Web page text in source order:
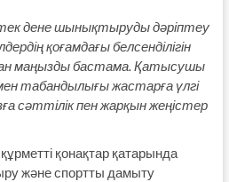
дене шынықтыруды дәріптеу
қоғамдағы белсенділігін
маңызды бастама. Қатысушы
табандылығы жастарға үлгі
сәттілік пен жарқын жеңістер
қонақтар қатарында
және спортты дамыту